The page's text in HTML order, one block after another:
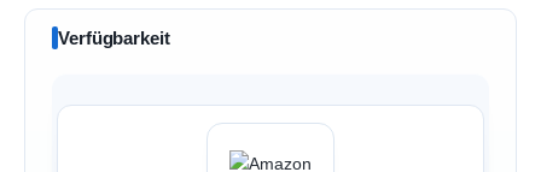
Verfügbarkeit